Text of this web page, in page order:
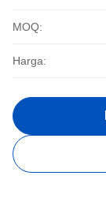
MOQ:
Harga: